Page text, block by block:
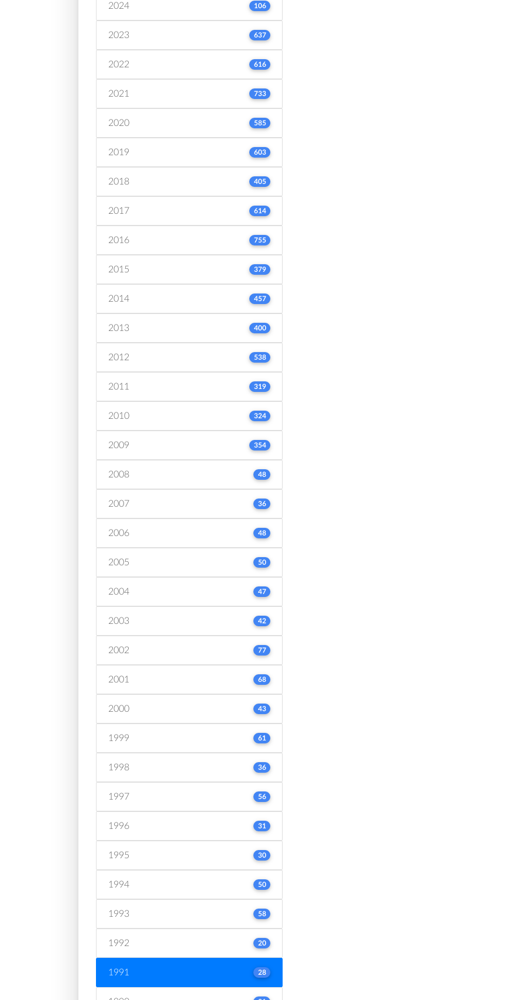
2024 106
2023 637
2022 616
2021 733
2020 585
2019 603
2018 405
2017 614
2016 755
2015 379
2014 457
2013 400
2012 538
2011 319
2010 324
2009 354
2008 48
2007 36
2006 48
2005 50
2004 47
2003 42
2002 77
2001 68
2000 43
1999 61
1998 36
1997 56
1996 31
1995 30
1994 50
1993 58
1992 20
1991 28